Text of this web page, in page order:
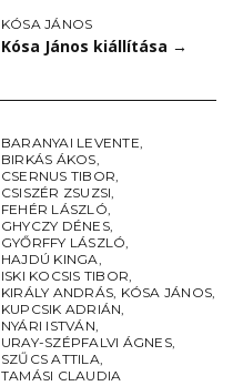
KÓSA JÁNOS
Kósa János kiállítása →
BARANYAI LEVENTE,
BIRKÁS ÁKOS,
CSERNUS TIBOR,
CSISZÉR ZSUZSI,
FEHÉR LÁSZLÓ,
GHYCZY DÉNES,
GYŐRFFY LÁSZLÓ,
HAJDÚ KINGA,
ISKI KOCSIS TIBOR,
KIRÁLY ANDRÁS, KÓSA JÁNOS,
KUPCSIK ADRIÁN,
NYÁRI ISTVÁN,
URAY-SZÉPFALVI ÁGNES,
SZŰCS ATTILA,
TAMÁSI CLAUDIA